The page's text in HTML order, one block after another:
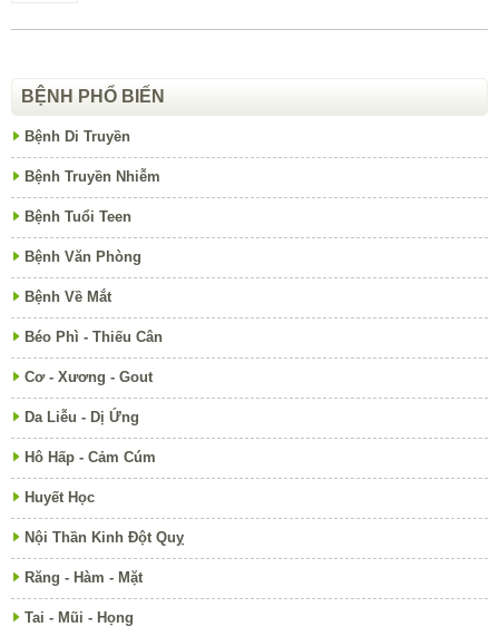
BỆNH PHỔ BIẾN
Bệnh Di Truyền
Bệnh Truyền Nhiễm
Bệnh Tuổi Teen
Bệnh Văn Phòng
Bệnh Về Mắt
Béo Phì - Thiếu Cân
Cơ - Xương - Gout
Da Liễu - Dị Ứng
Hô Hấp - Cảm Cúm
Huyết Học
Nội Thần Kinh Đột Quỵ
Răng - Hàm - Mặt
Tai - Mũi - Họng